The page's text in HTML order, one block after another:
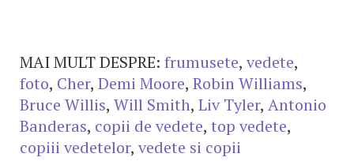
MAI MULT DESPRE: frumusete, vedete,
foto, Cher, Demi Moore, Robin Williams,
Bruce Willis, Will Smith, Liv Tyler, Antonio
Banderas, copii de vedete, top vedete,
copiii vedetelor, vedete si copii